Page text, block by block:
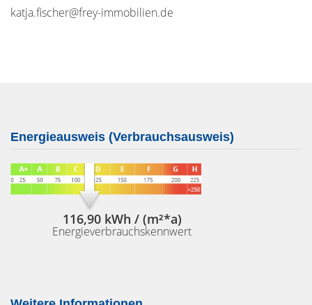
katja.fischer@frey-immobilien.de
Energieausweis (Verbrauchsausweis)
116,90 kWh / (m²*a)
Energieverbrauchskennwert